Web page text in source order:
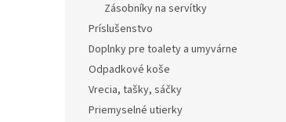
Zásobníky na servítky
Príslušenstvo
Doplnky pre toalety a umyvárne
Odpadkové koše
Vrecia, tašky, sáčky
Priemyselné utierky